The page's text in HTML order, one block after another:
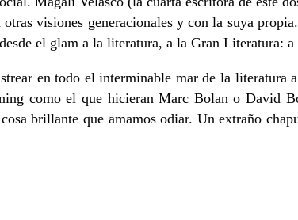
visiones generacionales y con la suya
el glam a la literatura, a la Gran Literatura: a
en todo el interminable mar de la literatura
como el que hicieran Marc Bolan o
brillante que amamos odiar. Un extraño